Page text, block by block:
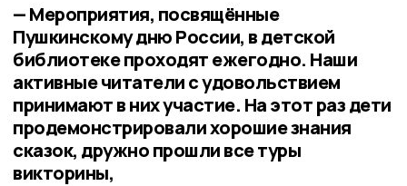
— Мероприятия, посвящённые
Пушкинскому дню России, в детской
библиотеке проходят ежегодно. Наши
активные читатели с удовольствием
принимают в них участие. На этот раз дети
продемонстрировали хорошие знания
сказок, дружно прошли все туры
викторины,